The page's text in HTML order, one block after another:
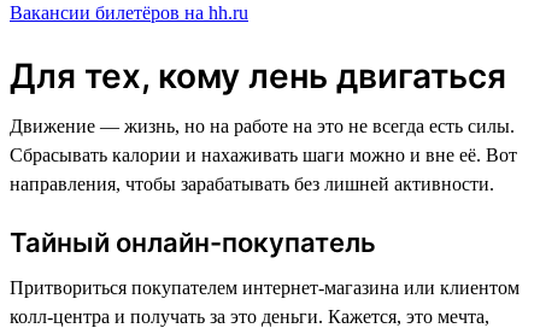
Вакансии билетёров на hh.ru
Для тех, кому лень двигаться
Движение — жизнь, но на работе на это не всегда есть силы.
Сбрасывать калории и нахаживать шаги можно и вне её. Вот
направления, чтобы зарабатывать без лишней активности.
Тайный онлайн-покупатель
Притвориться покупателем интернет-магазина или клиентом
колл-центра и получать за это деньги. Кажется, это мечта,